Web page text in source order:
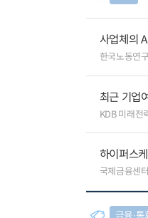
사업체의
한국노동연
최근 기업
KDB 미래전
하이퍼스
국제금융센터